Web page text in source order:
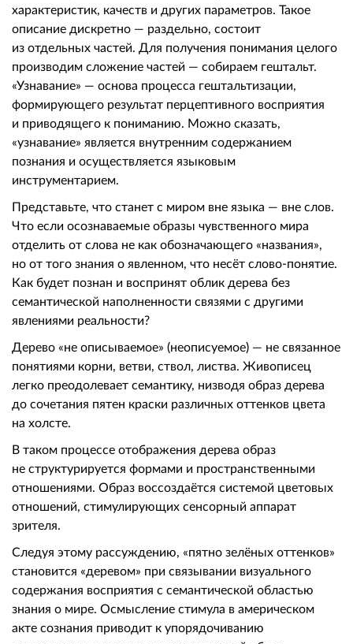
характеристик, качеств и других параметров. Такое
описание дискретно — раздельно, состоит
из отдельных частей. Для получения понимания целого
производим сложение частей — собираем гештальт.
«Узнавание» — основа процесса гештальтизации,
формирующего результат перцептивного восприятия
и приводящего к пониманию. Можно сказать,
«узнавание» является внутренним содержанием
познания и осуществляется языковым
инструментарием.
Представьте, что станет с миром вне языка — вне слов.
Что если осознаваемые образы чувственного мира
отделить от слова не как обозначающего «названия»,
но от того знания о явленном, что несёт слово-понятие.
Как будет познан и воспринят облик дерева без
семантической наполненности связями с другими
явлениями реальности?
Дерево «не описываемое» (неописуемое) — не связанное
понятиями корни, ветви, ствол, листва. Живописец
легко преодолевает семантику, низводя образ дерева
до сочетания пятен краски различных оттенков цвета
на холсте.
В таком процессе отображения дерева образ
не структурируется формами и пространственными
отношениями. Образ воссоздаётся системой цветовых
отношений, стимулирующих сенсорный аппарат
зрителя.
Следуя этому рассуждению, «пятно зелёных оттенков»
становится «деревом» при связывании визуального
содержания восприятия с семантической областью
знания о мире. Осмысление стимула в америческом
акте сознания приводит к упорядочиванию